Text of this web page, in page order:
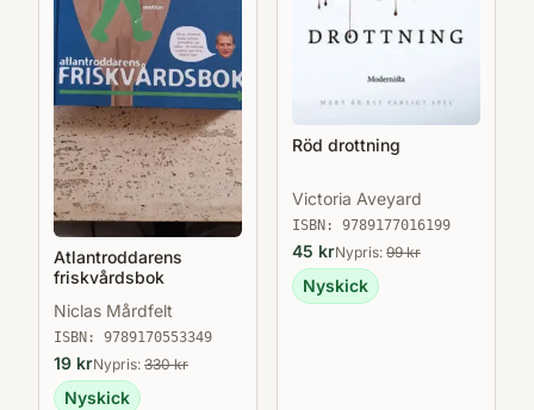
Atlantroddarens
friskvårdsbok
Niclas Mårdfelt
ISBN: 9789170553349
19 krNypris: 330kr
Nyskick
Röd drottning
Victoria Aveyard
ISBN: 9789177016199
45 krNypris: 99kr
Nyskick